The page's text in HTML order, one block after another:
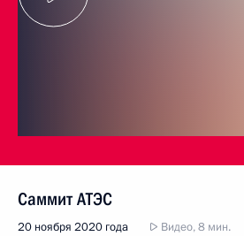
Саммит АТЭС
20 ноября 2020 года Видео, 8 мин.